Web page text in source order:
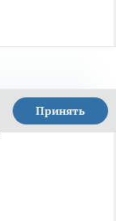
Принять